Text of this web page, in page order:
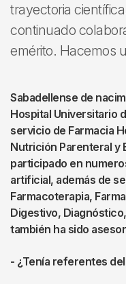
trayectoria
continuado
emérito. Hacemos
Sabadellense de
Hospital Universitario
servicio de Farmacia
Nutrición Parenteral y
participado en
artificial, además de
Farmacoterapia,
Digestivo,
también ha sido
- ¿Tenía referentes